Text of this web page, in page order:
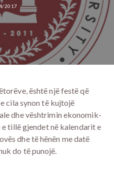
2017
është një festë që
cila synon të kujtojë
dhe vështrimin ekonomik-
tillë gjendet në kalendarit e
dhe të hënën me datë
do të punojë.